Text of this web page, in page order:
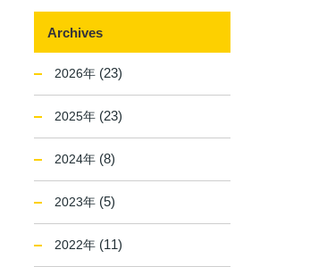
Archives
2026年 (23)
2025年 (23)
2024年 (8)
2023年 (5)
2022年 (11)